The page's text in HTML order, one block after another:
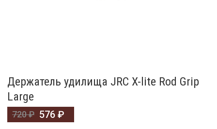
Держатель удилища JRC X-lite Rod Grip
Large
720₽ 576 ₽